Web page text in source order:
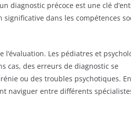
diagnostic précoce est une clé
dans les compétences
Les pédiatres et
cas, des erreurs de diagnostic se
ou des troubles psychotiques. En
naviguer entre différents